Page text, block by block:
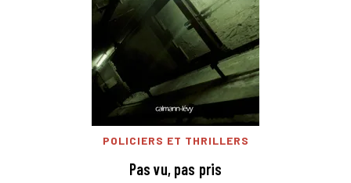
POLICIERS ET THRILLERS
Pas vu, pas pris